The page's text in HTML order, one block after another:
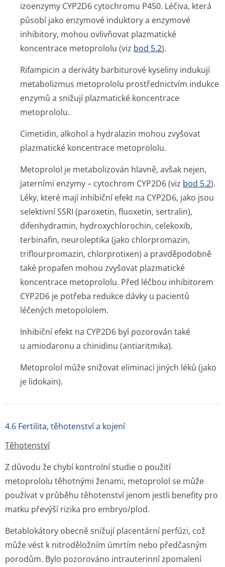
izoenzymy CYP2D6 cytochromu P450. Léčiva, která
působí jako enzymové induktory a enzymové
inhibitory, mohou ovlivňovat plazmatické
koncentrace metoprololu (viz bod 5.2).
Rifampicin a deriváty barbiturové kyseliny indukují
metabolizmus metoprololu prostřednictvím indukce
enzymů a snižují plazmatické koncentrace
metoprololu.
Cimetidin, alkohol a hydralazin mohou zvyšovat
plazmatické koncentrace metoprololu.
Metoprolol je metabolizován hlavně, avšak nejen,
jaterními enzymy – cytochrom CYP2D6 (viz bod 5.2).
Léky, které mají inhibiční efekt na CYP2D6, jako jsou
selektivní SSRI (paroxetin, fluoxetin, sertralin),
difenhydramin, hydroxychlorochin, celekoxib,
terbinafin, neuroleptika (jako chlorpromazin,
triflourpromazin, chlorprotixen) a pravděpodobně
také propafen mohou zvyšovat plazmatické
koncentrace metoprololu. Před léčbou inhibitorem
CYP2D6 je potřeba redukce dávky u pacientů
léčených metopololem.
Inhibiční efekt na CYP2D6 byl pozorován také
u amiodaronu a chinidinu (antiaritmika).
Metoprolol může snižovat eliminaci jiných léků (jako
je lidokain).
4.6 Fertilita, těhotenství a kojení
Těhotenství
Z důvodu že chybí kontrolní studie o použití
metoprololu těhotnými ženami, metoprolol se může
používat v průběhu těhotenství jenom jestli benefity pro
matku převýší rizika pro embryo/plod.
Betablokátory obecně snižují placentární perfúzi, což
může vést k nitroděložním úmrtím nebo předčasným
porodům. Bylo pozorováno intrauterinní zpomalení